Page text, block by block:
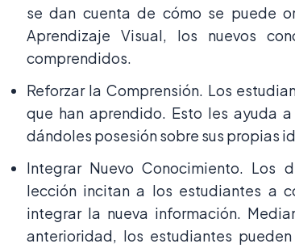
se dan cuenta de cómo se puede
Aprendizaje Visual, los nuevos
comprendidos.
Reforzar la Comprensión. Los
que han aprendido. Esto les ayuda
dándoles posesión sobre sus propias
Integrar Nuevo Conocimiento. Los
lección incitan a los estudiantes a
integrar la nueva información.
anterioridad, los estudiantes